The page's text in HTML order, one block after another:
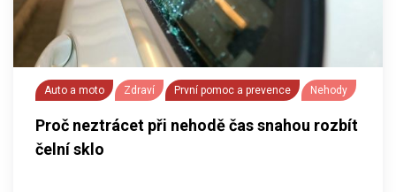
Auto a moto Zdraví První pomoc a prevence Nehody
Proč neztrácet při nehodě čas snahou rozbít
čelní sklo